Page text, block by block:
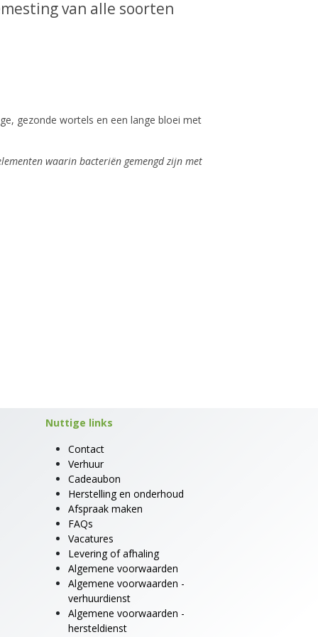
van alle soorten
gezonde wortels en een lange bloei met
waarin bacteriën gemengd zijn met
Nuttige links
Contact
Verhuur
Cadeaubon
Herstelling en onderhoud
Afspraak maken
FAQs
Vacatures
Levering of afhaling
Algemene voorwaarden
Algemene voorwaarden -
verhuurdienst
Algemene voorwaarden -
hersteldienst